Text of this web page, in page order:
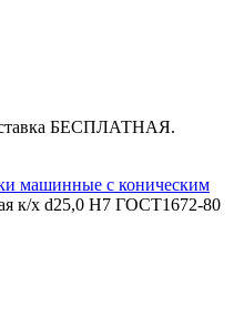
БЕСПЛАТНАЯ.
машинные с коническим
к/х d25,0 Н7 ГОСТ1672-80